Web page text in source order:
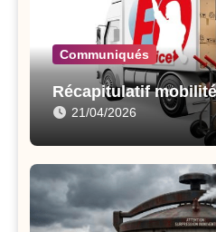
Communiqués
Récapitulatif
21/04/2026